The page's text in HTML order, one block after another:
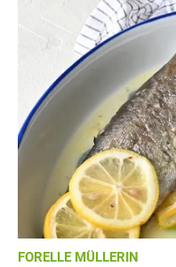
FORELLE MÜLLERIN